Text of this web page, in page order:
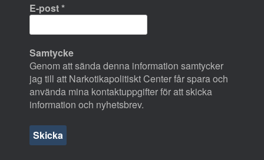
E-post*
Samtycke
Genom att sända denna information samtycker
jag till att Narkotikapolitiskt Center får spara och
använda mina kontaktuppgifter för att skicka
information och nyhetsbrev.